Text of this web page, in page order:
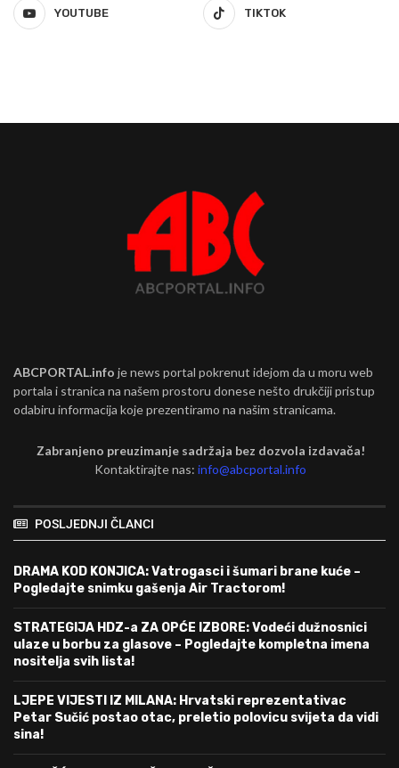
YOUTUBE TIKTOK
ABCPORTAL.info je news portal pokrenut idejom da u moru web
portala i stranica na našem prostoru donese nešto drukčiji pristup
odabiru informacija koje prezentiramo na našim stranicama.
Zabranjeno preuzimanje sadržaja bez dozvola izdavača!
Kontaktirajte nas:info@abcportal.info
POSLJEDNJI ČLANCI
DRAMA KOD KONJICA: Vatrogasci i šumari brane kuće –
Pogledajte snimku gašenja Air Tractorom!
STRATEGIJA HDZ-a ZA OPĆE IZBORE: Vodeći dužnosnici
ulaze u borbu za glasove – Pogledajte kompletna imena
nositelja svih lista!
LJEPE VIJESTI IZ MILANA: Hrvatski reprezentativac
Petar Sučić postao otac, preletio polovicu svijeta da vidi
sina!